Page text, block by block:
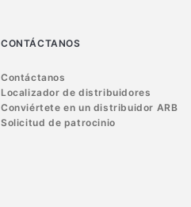
CONTÁCTANOS
Contáctanos
Localizador de distribuidores
Conviértete en un distribuidor ARB
Solicitud de patrocinio